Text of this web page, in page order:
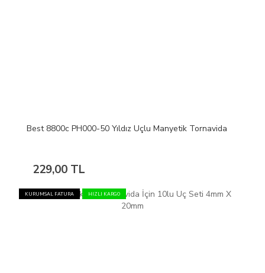
Best 8800c PH000-50 Yıldız Uçlu Manyetik Tornavida
229,00 TL
KURUMSAL FATURA HIZLI KARGO